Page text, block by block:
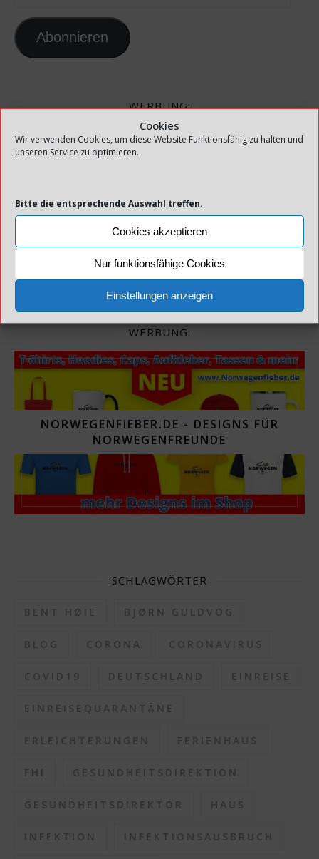
Cookies
Wir verwenden Cookies, um diese Website Funktionsfähig zu halten und
unseren Service zu optimieren.
Bitte die entsprechende Auswahl treffen.
Cookies akzeptieren
Nur funktionsfähige Cookies
Einstellungen anzeigen
Abonnieren
WERBUNG:
ANGELREISEN BORCHERT - ANGELN IN
NORWEGEN
WERBUNG:
NORWEGENFIEBER.DE - DESIGNS FÜR
NORWEGENFREUNDE
SCHLAGWÖRTER
BENT HØIE BJØRN GULDVOG
BLOG CORONA CORONAVIRUS
COVID19 DEUTSCHLAND EINREISE
EINREISEQUARANTÄNE
ERLEICHTERUNGEN FERIENHAUS
FHI GESUNDHEITSDIREKTION
GESUNDHEITSDIREKTOR HAUS
INFEKTION INFEKTIONSAUSBRUCH